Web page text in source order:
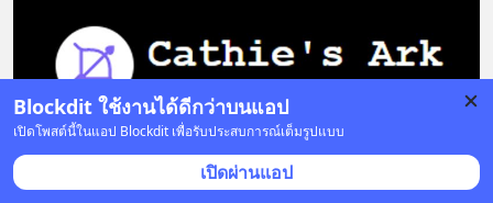
Blockdit ใช้งานได้ดีกว่าบนแอป
เปิดโพสต์นี้ในแอป Blockdit เพื่อรับประสบการณ์เต็มรูปแบบ
เปิดผ่านแอป